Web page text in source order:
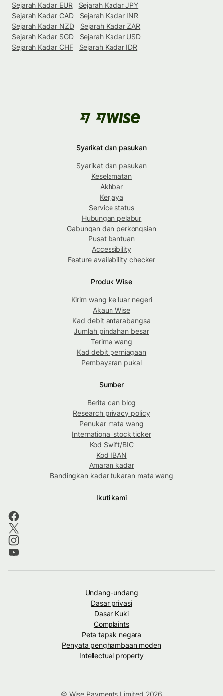
Sejarah Kadar EUR
Sejarah Kadar JPY
Sejarah Kadar CAD
Sejarah Kadar INR
Sejarah Kadar NZD
Sejarah Kadar ZAR
Sejarah Kadar SGD
Sejarah Kadar USD
Sejarah Kadar CHF
Sejarah Kadar IDR
Syarikat dan pasukan
Syarikat dan pasukan
Keselamatan
Akhbar
Kerjaya
Service status
Hubungan pelabur
Gabungan dan perkongsian
Pusat bantuan
Accessibility
Feature availability checker
Produk Wise
Kirim wang ke luar negeri
Akaun Wise
Kad debit antarabangsa
Jumlah pindahan besar
Terima wang
Kad debit perniagaan
Pembayaran pukal
Sumber
Berita dan blog
Research privacy policy
Penukar mata wang
International stock ticker
Kod Swift/BIC
Kod IBAN
Amaran kadar
Bandingkan kadar tukaran mata wang
Ikuti kami
Undang-undang
Dasar privasi
Dasar Kuki
Complaints
Peta tapak negara
Penyata penghambaan moden
Intellectual property
© Wise Payments Limited 2026